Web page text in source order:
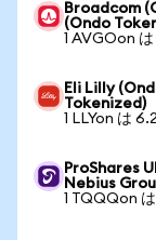
Broadcom
(Ondo
1 AVGOon
Eli Lilly
Tokenized)
1 LLYon は
ProShares
Nebius
1 TQQQon